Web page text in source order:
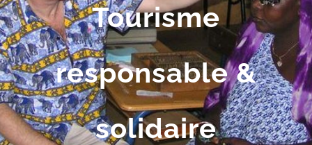
Tourisme
responsable &
solidaire